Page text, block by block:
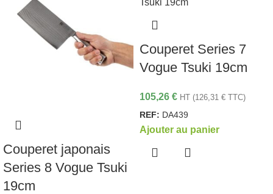
Couperet japonais
Series 8 Vogue Tsuki
19cm
Couperet Series 7
Vogue Tsuki 19cm
105,26 € HT (126,31 € TTC)
REF: DA439
Ajouter au panier